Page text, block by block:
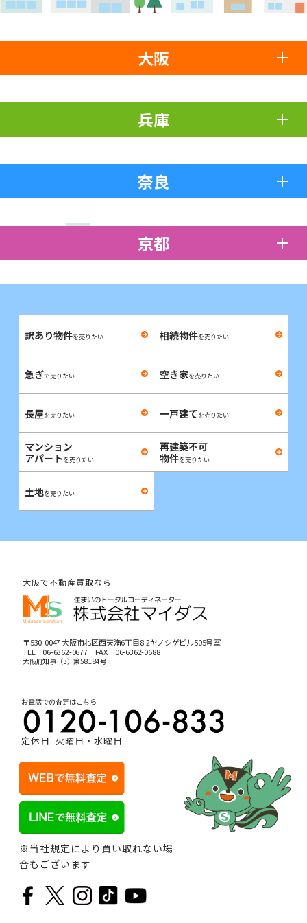
大阪
兵庫
奈良
京都
訳あり物件を売りたい 相続物件を売りたい
急ぎで売りたい 空き家を売りたい
長屋を売りたい 一戸建てを売りたい
マンション
アパートを売りたい
再建築不可
物件を売りたい
土地を売りたい
大阪で不動産買取なら
〒530-0047 大阪市北区西天満6丁目8-2ヤノシゲビル505号室
TEL 06-6362-0677FAX 06-6362-0688
大阪府知事（3）第58184号
お電話での査定はこちら
定休日: 火曜日・水曜日
※当社規定により買い取れない場
合もございます